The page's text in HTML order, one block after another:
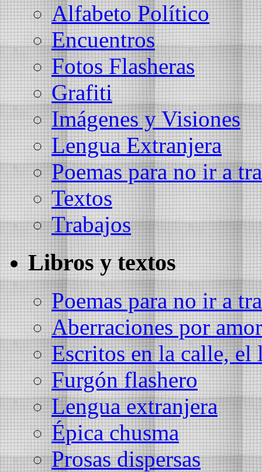
Alfabeto Político
Encuentros
Fotos Flasheras
Grafiti
Imágenes y Visiones
Lengua Extranjera
Poemas para no ir a
Textos
Trabajos
Libros y textos
Poemas para no ir a
Aberraciones por amor
Escritos en la calle, el
Furgón flashero
Lengua extranjera
Épica chusma
Prosas dispersas